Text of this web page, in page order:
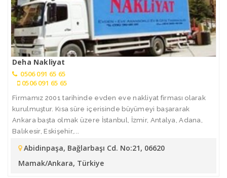
Deha Nakliyat
0506 091 65 65
0506 091 65 65
Firmamız 2001 tarihinde evden eve nakliyat firması olarak
kurulmuştur. Kısa süre içerisinde büyümeyi başararak
Ankara başta olmak üzere İstanbul, İzmir, Antalya, Adana,
Balıkesir, Eskişehir,...
Abidinpaşa, Bağlarbaşı Cd. No:21, 06620
Mamak/Ankara, Türkiye